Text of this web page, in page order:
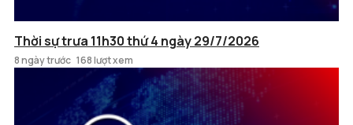
Thời sự trưa 11h30 thứ 4 ngày 29/7/2026
8 ngày trước 168 lượt xem